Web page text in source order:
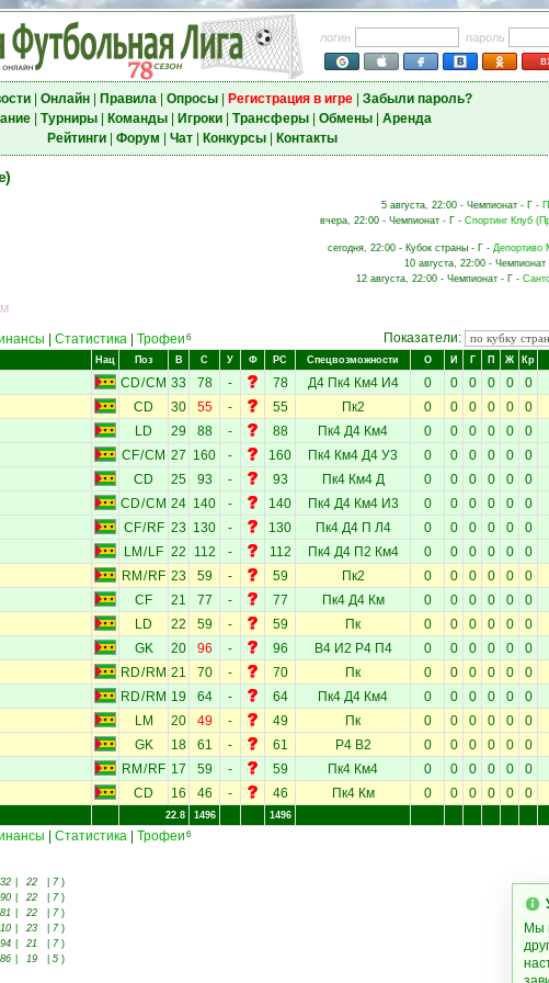
логин
пароль
| Онлайн| Правила| Опросы| Регистрация в игре| Забыли пароль?
| Турниры| Команды| Игроки| Трансферы| Обмены| Аренда
Рейтинги| Форум Чат| Конкурсы| Контакты
5 августа, 22:00 - Чемпионат - Г -
вчера, 22:00 - Чемпионат - Г - Спортинг Клуб
сегодня, 22:00 - Кубок страны - Г - Депортиво
10 августа, 22:00 -
12 августа, 22:00 - Чемпионат - Г -
Статистика Трофеи 6 Показатели:
Нац Поз В С У Ф РС Спецвозможности О И Г П Ж Кр
CD/CM 33 78 - 78 Д4 Пк4 Км4 И4 0 0 0 0 0 0
CD 30 55 - 55 Пк2 0 0 0 0 0 0
LD 29 88 - 88 Пк4 Д4 Км4 0 0 0 0 0 0
CF/CM 27 160 - 160 Пк4 Км4 Д4 У3 0 0 0 0 0 0
CD 25 93 - 93 Пк4 Км4 Д 0 0 0 0 0 0
CD/CM 24 140 - 140 Пк4 Д4 Км4 И3 0 0 0 0 0 0
CF/RF 23 130 - 130 Пк4 Д4 П Л4 0 0 0 0 0 0
LM / LF 22 112 - 112 Пк4 Д4 П2 Км4 0 0 0 0 0 0
RM / RF 23 59 - 59 Пк2 0 0 0 0 0 0
CF 21 77 - 77 Пк4 Д4 Км 0 0 0 0 0 0
LD 22 59 - 59 Пк 0 0 0 0 0 0
GK 20 96 - 96 В4 И2 Р4 П4 0 0 0 0 0 0
RD/ RM 21 70 - 70 Пк 0 0 0 0 0 0
RD/ RM 19 64 - 64 Пк4 Д4 Км4 0 0 0 0 0 0
LM 20 49 - 49 Пк 0 0 0 0 0 0
GK 18 61 - 61 Р4 В2 0 0 0 0 0 0
RM / RF 17 59 - 59 Пк4 Км4 0 0 0 0 0 0
CD 16 46 - 46 Пк4 Км 0 0 0 0 0 0
22.8 1496 1496
Статистика Трофеи 6
22 7)
22 7)
22 7)
23 7)
21 7 )
19 5 )
Мы